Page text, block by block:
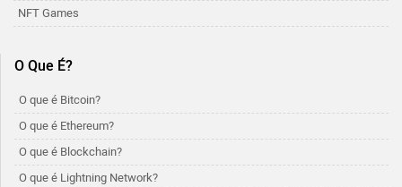
NFT Games
O Que É?
O que é Bitcoin?
O que é Ethereum?
O que é Blockchain?
O que é Lightning Network?